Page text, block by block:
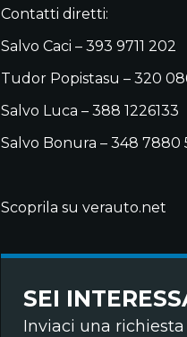
Contatti diretti:
Salvo Caci – 393 9711 202
Tudor Popistasu – 320
Salvo Luca – 388 1226133
Salvo Bonura – 348 7880
Scoprila su verauto.net
SEI
Inviaci una